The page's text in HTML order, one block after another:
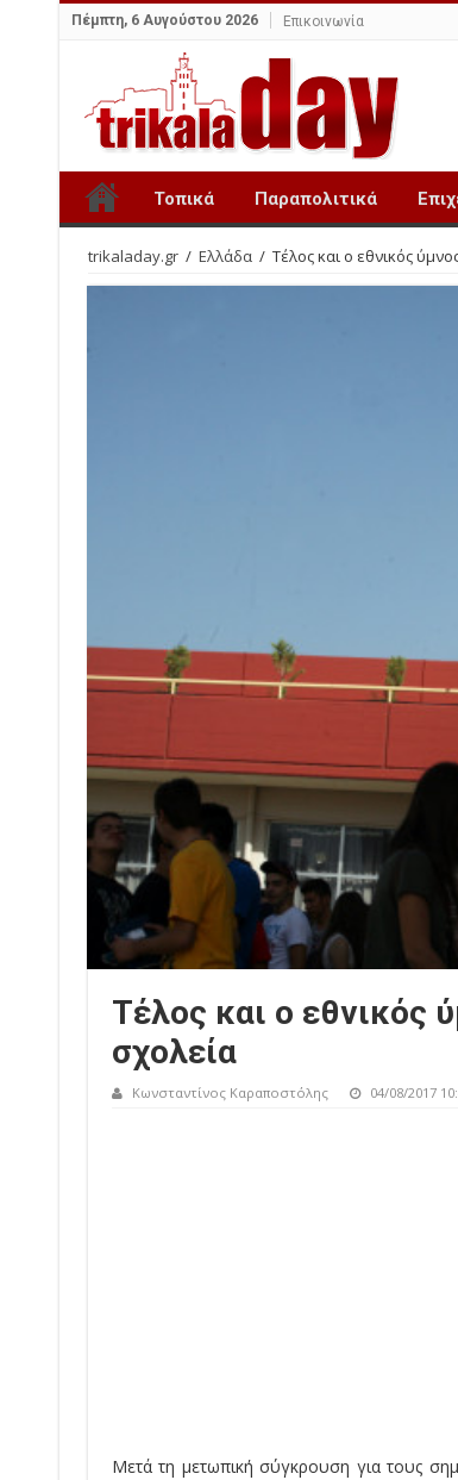
Πέμπτη, 6 Αυγούστου 2026 Επικοινωνία
Τοπικά Παραπολιτικά
trikaladay.gr / Ελλάδα / Τέλος και ο εθνικός
Τέλος και ο εθνικός
σχολεία
Κωνσταντίνος Καραποστόλης 04/08/2017
Μετά τη μετωπική σύγκρουση για τους